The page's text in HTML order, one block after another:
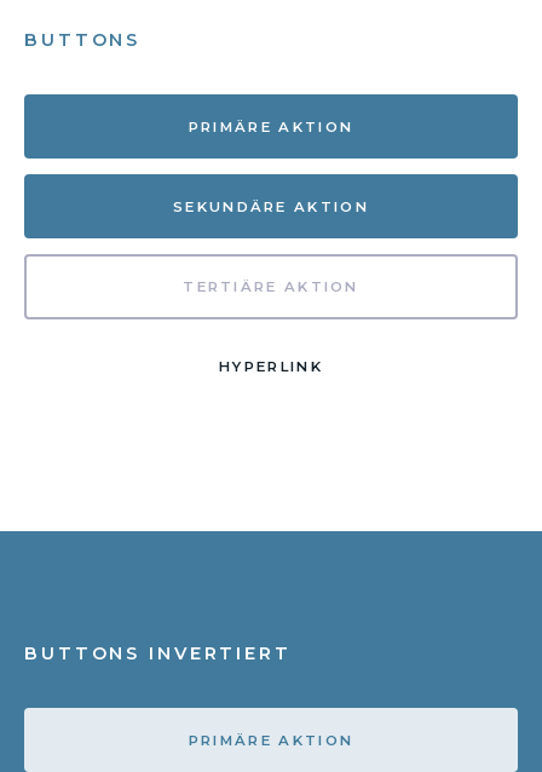
BUTTONS
PRIMÄRE AKTION
SEKUNDÄRE AKTION
TERTIÄRE AKTION
HYPERLINK
BUTTONS INVERTIERT
PRIMÄRE AKTION